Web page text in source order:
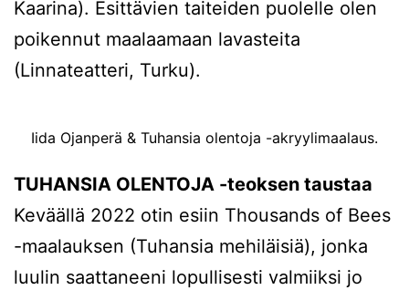
Kaarina). Esittävien taiteiden puolelle olen
poikennut maalaamaan lavasteita
(Linnateatteri, Turku).
Iida Ojanperä & Tuhansia olentoja -akryylimaalaus.
TUHANSIA OLENTOJA -teoksen taustaa
Keväällä 2022 otin esiin Thousands of Bees
-maalauksen (Tuhansia mehiläisiä), jonka
luulin saattaneeni lopullisesti valmiiksi jo